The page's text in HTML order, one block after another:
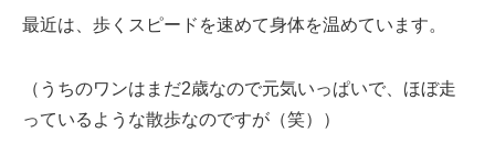
最近は、歩くスピードを速めて身体を温めています。
（うちのワンはまだ2歳なので元気いっぱいで、ほぼ走
っているような散歩なのですが（笑））